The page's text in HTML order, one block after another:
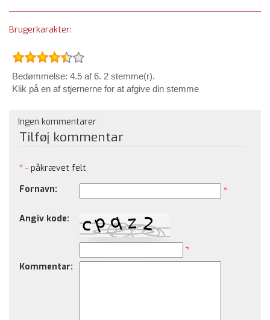
Brugerkarakter:
Bedømmelse: 4.5 af 6. 2 stemme(r).
Klik på en af stjernerne for at afgive din stemme
Ingen kommentarer
Tilføj kommentar
* - påkrævet felt
Fornavn:
*
Angiv kode:
*
Kommentar: